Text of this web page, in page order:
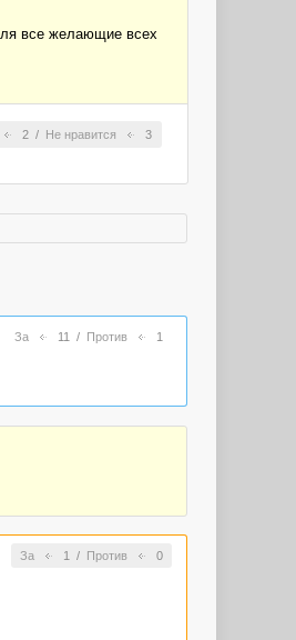
все желающие всех
2 / Не нравится 3
За 11 / Против 1
За 1 / Против 0